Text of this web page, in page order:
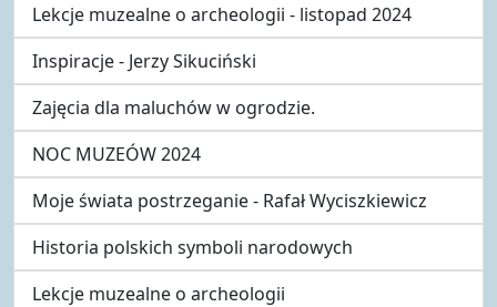
Lekcje muzealne o archeologii - listopad 2024
Inspiracje - Jerzy Sikuciński
Zajęcia dla maluchów w ogrodzie.
NOC MUZEÓW 2024
Moje świata postrzeganie - Rafał Wyciszkiewicz
Historia polskich symboli narodowych
Lekcje muzealne o archeologii